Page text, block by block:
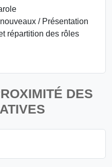
/ Présentation
répartition des rôles
DES